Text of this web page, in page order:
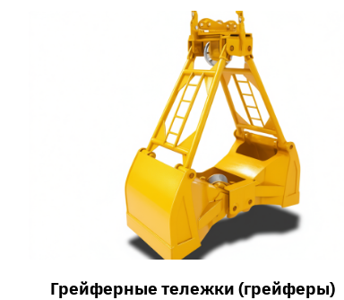
Грейферные тележки (грейферы)